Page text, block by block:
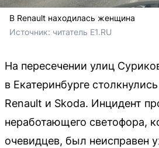
В Renault находилась женщина
Источник: читатель E1.RU
На пересечении улиц
в Екатеринбурге
Renault и Skoda. Инцидент
неработающего светофора,
очевидцев, был неисправен